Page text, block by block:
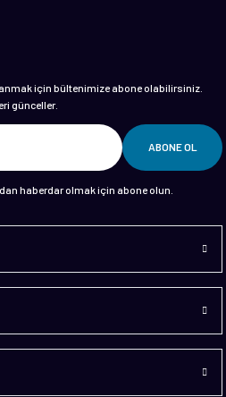
için bültenimize abone olabilirsiniz.
günceller.
ABONE OL
haberdar olmak için abone olun.